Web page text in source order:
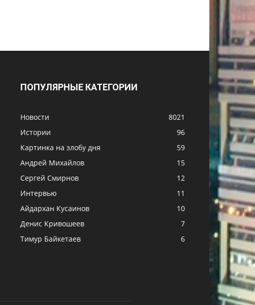
ПОПУЛЯРНЫЕ КАТЕГОРИИ
Новости
8021
Истории
96
Картинка на злобу дня
59
Андрей Михайлов
15
Сергей Смирнов
12
Интервью
11
Айдархан Кусаинов
10
Денис Кривошеев
7
Тимур Байкетаев
6